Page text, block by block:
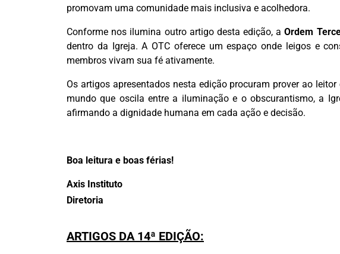
promovam uma comunidade mais inclusiva e acolhedora.
Conforme nos ilumina outro artigo desta edição, aOrdem
dentro da Igreja. A OTC oferece um espaço onde leigos e
membros vivam sua fé ativamente.
Os artigos apresentados nesta edição procuram prover ao
mundo que oscila entre a iluminação e o obscurantismo, a
afirmando a dignidade humana em cada ação e decisão.
Boa leitura e boas férias!
Axis Instituto
Diretoria
ARTIGOS DA 14ª EDIÇÃO: